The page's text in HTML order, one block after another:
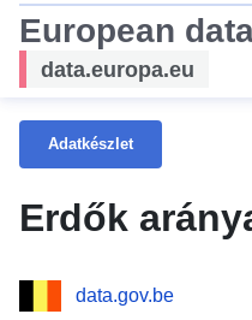
European
data.europa.eu
Adatkészlet
Erdők
data.gov.be